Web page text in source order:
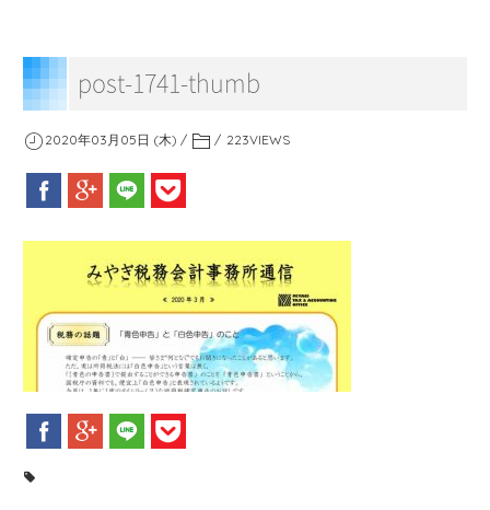
みやぎ税務会計事務所
post-1741-thumb
2020年03月05日 (木) 223VIEWS